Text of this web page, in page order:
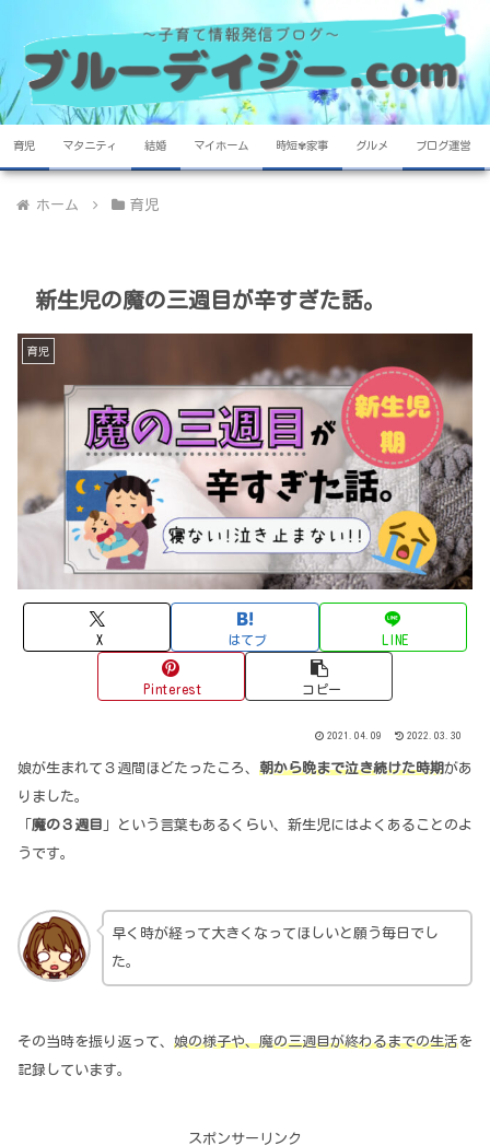
育児 マタニティ 結婚 マイホーム 時短✾家事 グルメ ブログ運営
ホーム 育児
新生児の魔の三週目が辛すぎた話。
育児
X はてブ LINE
Pinterest コピー
2021.04.09 2022.03.30
娘が生まれて３週間ほどたったころ、 朝から晩まで泣き続けた時期があ
りました。
魔の３週目
」という言葉もあるくらい、新生児にはよくあることのよ
うです。
早く時が経って大きくなってほしいと願う毎日でし
た。
その当時を振り返って、 娘の様子や、魔の三週目が終わるまでの生活を
記録しています。
スポンサーリンク